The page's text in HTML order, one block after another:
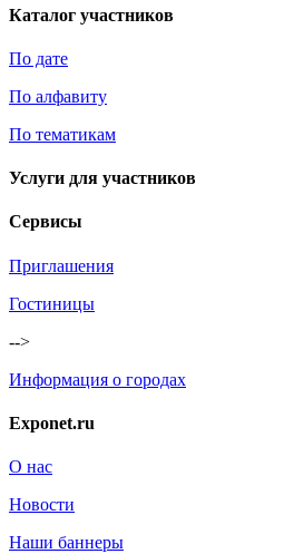
Каталог участников
По дате
По алфавиту
По тематикам
Услуги для участников
Сервисы
Приглашения
Гостиницы
-->
Информация о городах
Exponet.ru
О нас
Новости
Наши баннеры